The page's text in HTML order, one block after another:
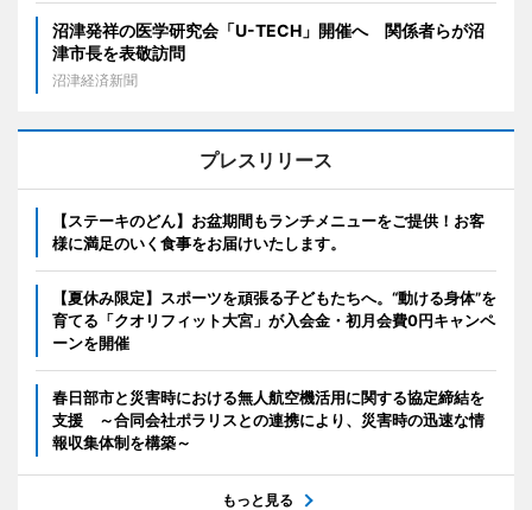
沼津発祥の医学研究会「U-TECH」開催へ 関係者らが沼
津市長を表敬訪問
沼津経済新聞
プレスリリース
【ステーキのどん】お盆期間もランチメニューをご提供！お客
様に満足のいく食事をお届けいたします。
【夏休み限定】スポーツを頑張る子どもたちへ。“動ける身体”を
育てる「クオリフィット大宮」が入会金・初月会費0円キャンペ
ーンを開催
春日部市と災害時における無人航空機活用に関する協定締結を
支援 ～合同会社ポラリスとの連携により、災害時の迅速な情
報収集体制を構築～
もっと見る